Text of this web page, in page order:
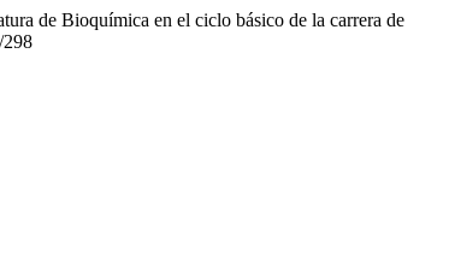
de Bioquímica en el ciclo básico de la carrera de
298